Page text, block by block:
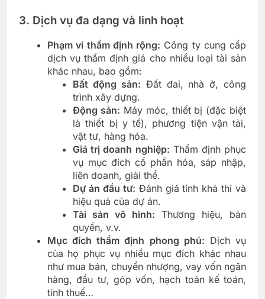
3. Dịch vụ đa dạng và linh hoạt
Phạm vi thẩm định rộng: Công ty cung cấp
dịch vụ thẩm định giá cho nhiều loại tài sản
khác nhau, bao gồm:
Bất động sản: Đất đai, nhà ở, công
trình xây dựng.
Động sản: Máy móc, thiết bị (đặc biệt
là thiết bị y tế), phương tiện vận tải,
vật tư, hàng hóa.
Giá trị doanh nghiệp: Thẩm định phục
vụ mục đích cổ phần hóa, sáp nhập,
liên doanh, giải thể.
Dự án đầu tư: Đánh giá tính khả thi và
hiệu quả của dự án.
Tài sản vô hình: Thương hiệu, bản
quyền, v.v.
Mục đích thẩm định phong phú: Dịch vụ
của họ phục vụ nhiều mục đích khác nhau
như mua bán, chuyển nhượng, vay vốn ngân
hàng, đầu tư, góp vốn, hạch toán kế toán,
tính thuế…